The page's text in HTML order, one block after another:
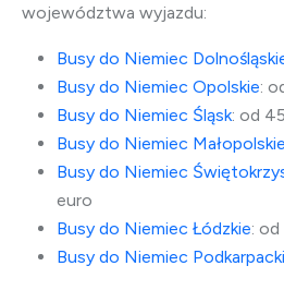
województwa wyjazdu:
Busy do Niemiec
Busy do Niemiec Opolskie:
Busy do Niemiec Śląsk: od
Busy do Niemiec Małopolskie
Busy do Niemiec
euro
Busy do Niemiec Łódzkie: od
Busy do Niemiec